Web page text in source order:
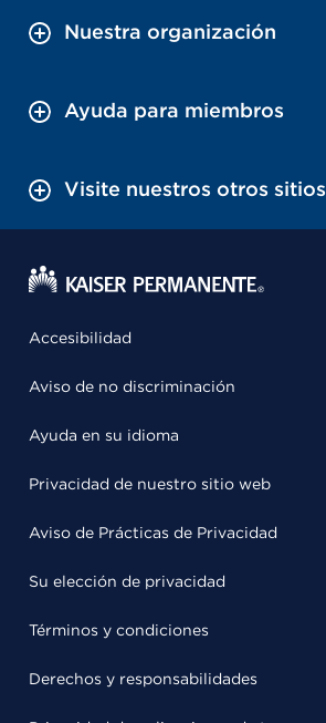
Nuestra organización
Ayuda para miembros
Visite nuestros otros sitios
Accesibilidad
Aviso de no discriminación
Ayuda en su idioma
Privacidad de nuestro sitio web
Aviso de Prácticas de Privacidad
Su elección de privacidad
Términos y condiciones
Derechos y responsabilidades